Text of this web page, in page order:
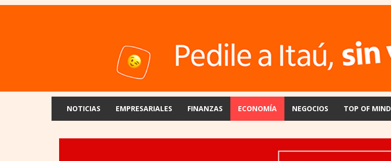
NOTICIAS EMPRESARIALES FINANZAS ECONOMÍA NEGOCIOS TOP OF MIND